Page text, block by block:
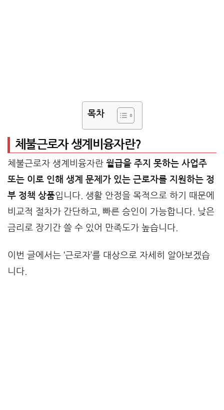
목차
체불근로자 생계비융자란?
체불근로자 생계비융자란 월급을 주지 못하는 사업주
또는 이로 인해 생계 문제가 있는 근로자를 지원하는 정
부 정책 상품입니다. 생활 안정을 목적으로 하기 때문에
비교적 절차가 간단하고, 빠른 승인이 가능합니다. 낮은
금리로 장기간 쓸 수 있어 만족도가 높습니다.
이번 글에서는 ‘근로자’를 대상으로 자세히 알아보겠습
니다.